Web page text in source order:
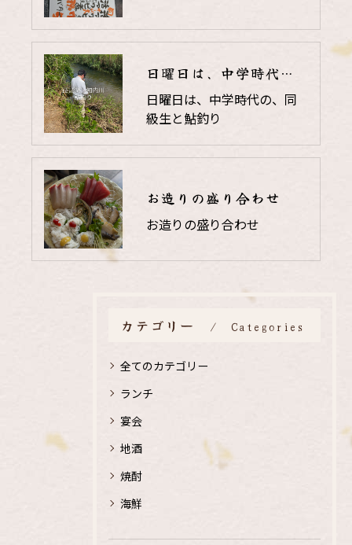
日曜日は、中学時代の、同級生と鮎釣り
日曜日は、中学時代の、同
級生と鮎釣り
お造りの盛り合わせ
お造りの盛り合わせ
カテゴリー Categories
全てのカテゴリー
ランチ
宴会
地酒
焼酎
海鮮